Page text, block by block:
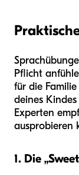
Pflicht
für die
deines
Experten
ausprobieren
1. Die